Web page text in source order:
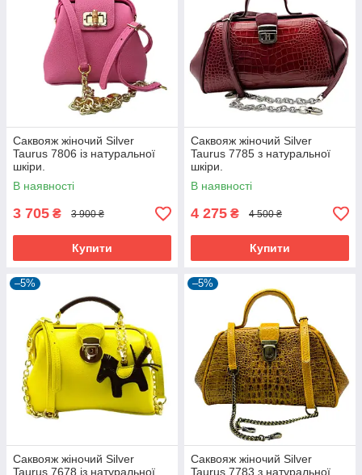
Саквояж жіночий Silver
Taurus 7806 із натуральної
шкіри.
В наявності
3 705 ₴ 3 900 ₴
Купити
Саквояж жіночий Silver
Taurus 7785 з натуральної
шкіри.
В наявності
4 275 ₴ 4 500 ₴
Купити
–5%
Саквояж жіночий Silver
Taurus 7678 із натуральної
–5%
Саквояж жіночий Silver
Taurus 7783 з натуральної